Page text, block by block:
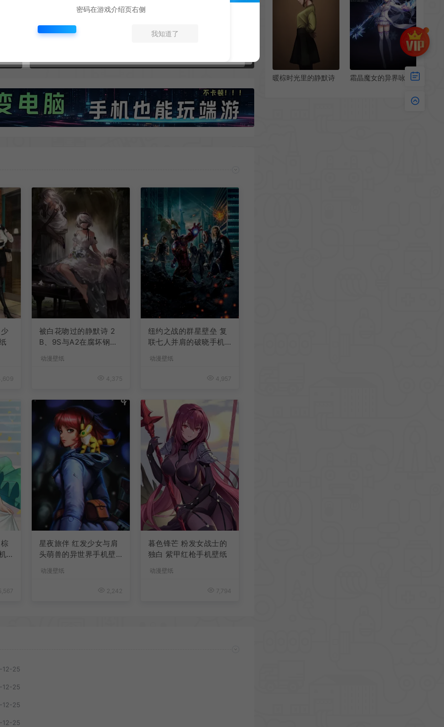
下一篇：
被白花吻过的静默诗 2
B、9S与A2在腐坏钢琴
动漫壁纸
4,375
纽约之战的群星壁垒 复
联七人并肩的破晓手机
动漫壁纸
4,957
星夜旅伴 红发少女与肩
头萌兽的异世界手机壁
动漫壁纸
2,242
暮色锋芒 粉发女战士的
独白 紫甲红枪手机壁纸
动漫壁纸
7,794
12-25
12-25
12-25
12-25
暖棕时光里的静默诗
霜晶魔女的异界咏叹
密码在游戏介绍页右侧
我知道了